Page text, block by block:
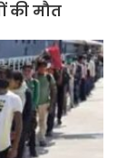
की मौत